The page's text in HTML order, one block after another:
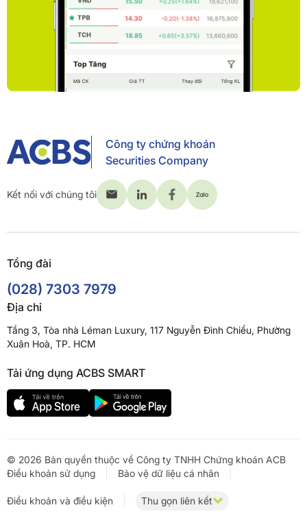
Công ty chứng khoán
Securities Company
Kết nối với chúng tôi
Tổng đài
(028) 7303 7979
Địa chỉ
Tầng 3, Tòa nhà Léman Luxury, 117 Nguyễn Đình Chiểu, Phường
Xuân Hoà, TP. HCM
Tải ứng dụng ACBS SMART
© 2026 Bản quyền thuộc về Công ty TNHH Chứng khoán ACB
Điều khoản sử dụng
Bảo vệ dữ liệu cá nhân
Điều khoản và điều kiện Thu gọn liên kết